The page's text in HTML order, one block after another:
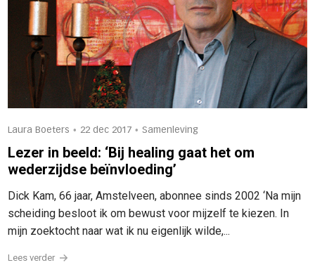
Laura Boeters • 22 dec 2017 • Samenleving
Lezer in beeld: ‘Bij healing gaat het om
wederzijdse beïnvloeding’
Dick Kam, 66 jaar, Amstelveen, abonnee sinds 2002 ‘Na mijn
scheiding besloot ik om bewust voor mijzelf te kiezen. In
mijn zoektocht naar wat ik nu eigenlijk wilde,...
Lees verder